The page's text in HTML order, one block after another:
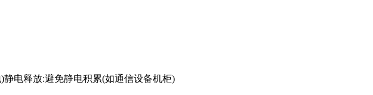
电释放:避免静电积累(如通信设备机柜)